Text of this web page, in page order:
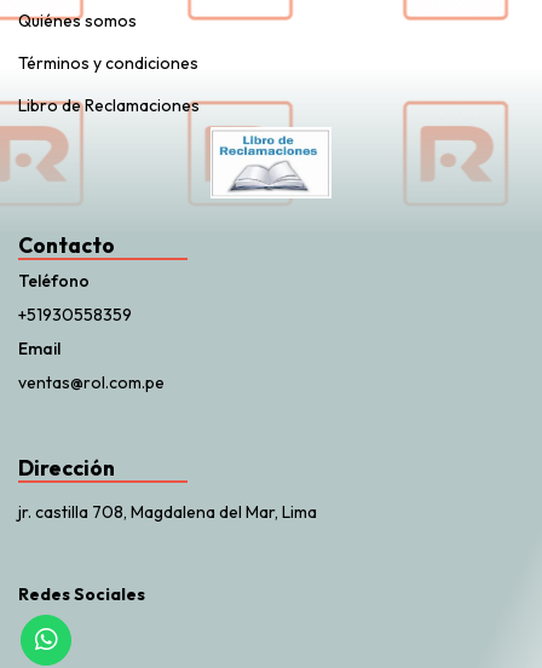
Quiénes somos
Términos y condiciones
Libro de Reclamaciones
Contacto
Teléfono
+51930558359
Email
ventas@rol.com.pe
Dirección
jr. castilla 708, Magdalena del Mar, Lima
Redes Sociales